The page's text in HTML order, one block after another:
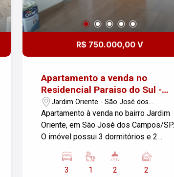
Campos. Próximo a tudo o que você
precisa no seu dia a dia.
R$ 750.000,00 V
Apartamento a venda no
Residencial Paraiso do Sul -
Jardim Oriente
Jardim Oriente - São José dos
Campos/SP
Apartamento à venda no bairro Jardim
Oriente, em São José dos Campos/SP.
O imóvel possui 3 dormitórios e 2
de 77,50m². Se você está buscando um
espaço confortável e bem localizado,
3 1 2 2